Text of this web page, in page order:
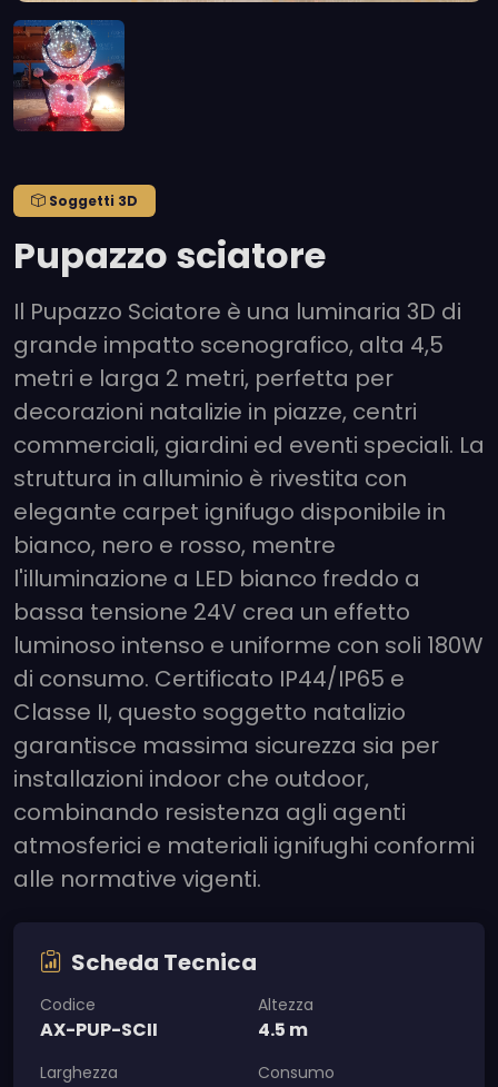
Soggetti 3D
Pupazzo sciatore
Il Pupazzo Sciatore è una luminaria 3D di
grande impatto scenografico, alta 4,5
metri e larga 2 metri, perfetta per
decorazioni natalizie in piazze, centri
commerciali, giardini ed eventi speciali. La
struttura in alluminio è rivestita con
elegante carpet ignifugo disponibile in
bianco, nero e rosso, mentre
l'illuminazione a LED bianco freddo a
bassa tensione 24V crea un effetto
luminoso intenso e uniforme con soli 180W
di consumo. Certificato IP44/IP65 e
Classe II, questo soggetto natalizio
garantisce massima sicurezza sia per
installazioni indoor che outdoor,
combinando resistenza agli agenti
atmosferici e materiali ignifughi conformi
alle normative vigenti.
Scheda Tecnica
Codice
AX-PUP-SCII
Altezza
4.5 m
Larghezza Consumo